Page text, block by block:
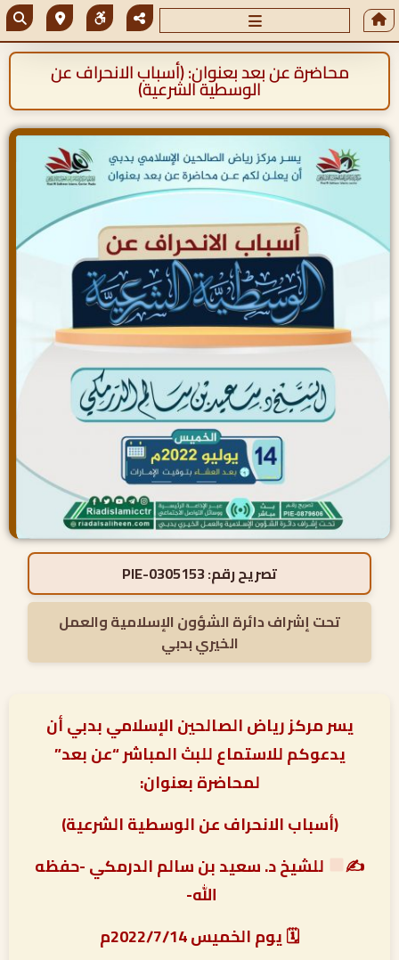
محاضرة عن بعد بعنوان: (أسباب الانحراف عن
الوسطية الشرعية)
تصريح رقم:PIE-0305153
تحت إشراف دائرة الشؤون الإسلامية والعمل
الخيري بدبي
يسر مركز رياض الصالحين الإسلامي بدبي أن
يدعوكم للاستماع للبث المباشر “عن بعد”
لمحاضرة بعنوان:
(أسباب الانحراف عن الوسطية الشرعية)
✍
للشيخ د. سعيد بن سالم الدرمكي -حفظه
الله-
🗓 يوم الخميس 2022/7/14م